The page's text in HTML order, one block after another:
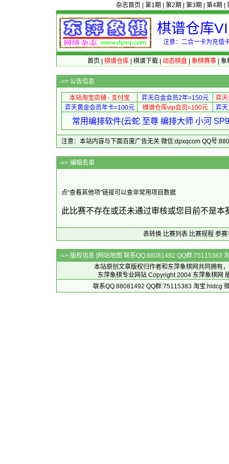
杂志首页 第1期 第2期 第3期 第4期
棋谱仓库
注意：二合一卡为充值
首页 棋谱仓库| 棋谱下载| 动态棋盘| 象棋赛事| 象
-=> 公告信息
本站淘宝店铺 - 支付宝 弈天白金会员2年=150元
弈
弈天黄金会员年卡=100元
棋谱仓库vip会员=100元 弈
常用编排软件(云蛇 至尊 编排大师 小河
注意：本站内容与下面百度广告无关 微信:dpxqcom QQ号
-=> 编
点“查看其他项”链接可以查非常用项目数据
此比赛不存在或还未通过审核或您目前不是
表转换 比赛列表 比赛规程 参赛
-=> 版权信息 [网站地图 联系QQ:88081492 QQ群:75115383
本站原创文章版权归作者和 东萍象棋网共同拥有
东萍象棋专业网站 Copyright 2004 东萍象棋网
联系QQ:88081492 QQ群:75115383 淘宝:hldcg